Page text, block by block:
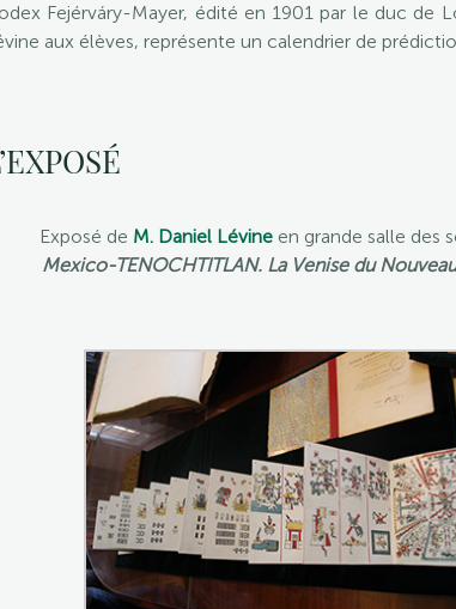
Fejérváry-Mayer, édité en 1901 par le duc de
aux élèves, représente un calendrier de
Exposé de M. Daniel Lévine en grande salle des
Mexico-TENOCHTITLAN. La Venise du